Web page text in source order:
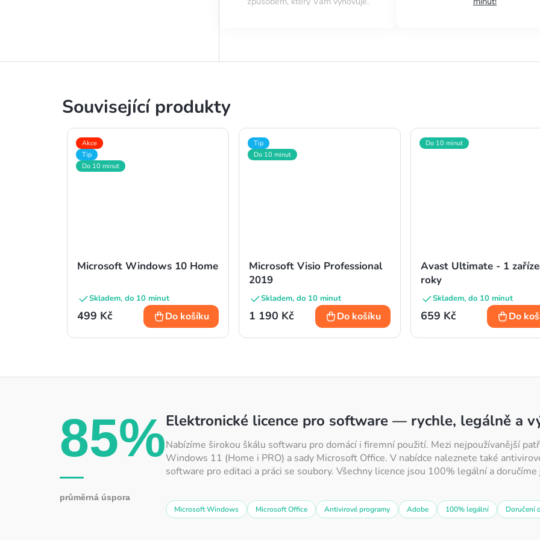
Související produkty
Akce
Tip
Do 10 minut
Microsoft Windows 10 Home
Skladem, do 10 minut
499 Kč Do košíku
Tip
Do 10 minut
Microsoft Visio Professional
2019
Skladem, do 10 minut
1 190 Kč Do košíku
Do 10 minut
Avast Ultimate - 1
roky
Skladem, do 10 minut
659 Kč Do
85%
průměrná úspora
Elektronické licence pro software — rychle, legálně a
Nabízíme širokou škálu softwaru pro domácí i firemní použití. Mezi nejpoužívanější
Windows 11 (Home i PRO) a sady Microsoft Office. V nabídce naleznete také
software pro editaci a práci se soubory. Všechny licence jsou 100% legální a
Microsoft Windows Microsoft Office Antivirové programy Adobe 100% legální Doručení